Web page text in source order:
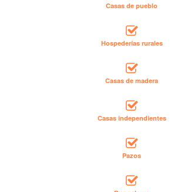
Casas de pueblo
Hospederías rurales
Casas de madera
Casas independientes
Pazos